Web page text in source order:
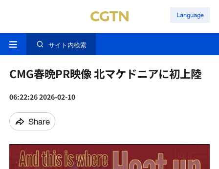
Language
サイト内検索
CMG春晩PR映像 北マケドニアに初上陸
06:22:26 2026-02-10
Share